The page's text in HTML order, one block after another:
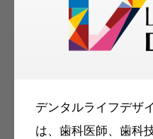
デンタルライフデザ
は、歯科医師、歯科
科衛生士、歯科
容のメールマガ